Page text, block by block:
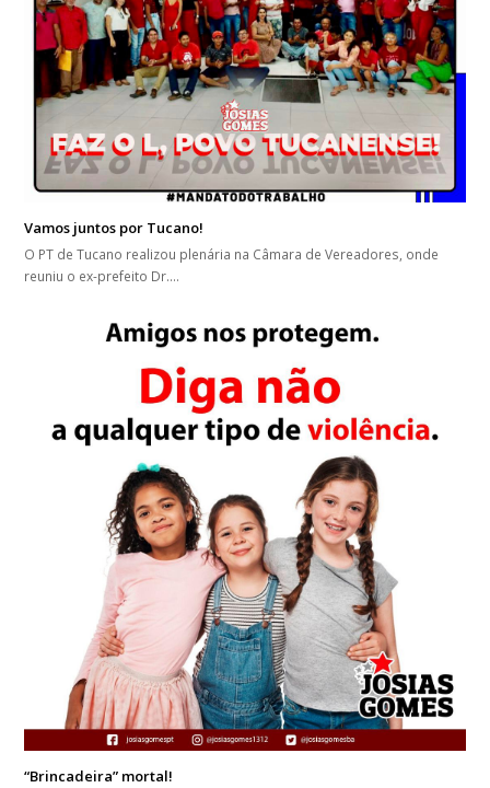
Vamos juntos por Tucano!
O PT de Tucano realizou plenária na Câmara de Vereadores, onde
reuniu o ex-prefeito Dr.…
“Brincadeira” mortal!